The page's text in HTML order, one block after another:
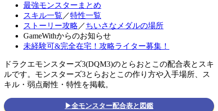
最強モンスターまとめ
スキル一覧 ／特性一覧
ストーリー攻略 ／ちいさなメダルの場所
GameWithからのお知らせ
未経験可&完全在宅！攻略ライター募集！
ドラクエモンスターズ3(DQM3)のとらおとこの配合表とスキ
ルです。モンスターズ3とらおとこの作り方や入手場所、ス
キル・弱点耐性・特性を掲載。
▶全モンスター配合表と図鑑